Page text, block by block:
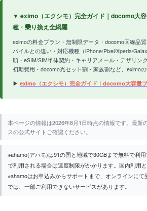
▼ eximo（エクシモ）完全ガイド｜docomo大
種・乗り換え全網羅
eximoの料金プラン・無制限データ・docomo回線品
バイルとの違い・対応機種（iPhone/Pixel/Xperia/
順・eSIM/SIM単体契約・キャリアメール・テザリン
初期費用・docomo光セット割・家族割など、eximoの
▶ eximo（エクシモ）完全ガイド｜docomo大容量
本ページの情報は2026年8月1日時点の情報です。最新
スの公式サイトご確認ください。
※ahamo(アハモ)は91の国と地域で30GBまで無料で利
で利用される場合は速度制限がかかります。国内利用
※ahamoはお申込みからサポートまで、オンラインに
では、一部ご利用できないサービスがあります。